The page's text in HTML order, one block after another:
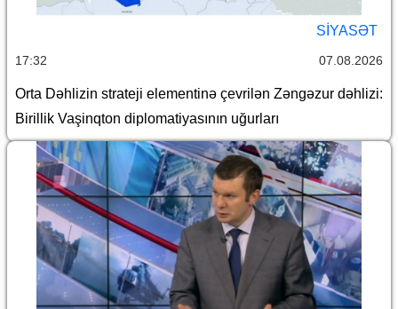
SİYASƏT
17:32 07.08.2026
Orta Dəhlizin strateji elementinə çevrilən Zəngəzur dəhlizi:
Birillik Vaşinqton diplomatiyasının uğurları